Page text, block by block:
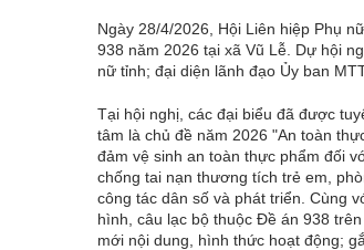
Ngày 28/4/2026, Hội Liên hiệp Phụ
938 năm 2026 tại xã Vũ Lễ. Dự hội
nữ tỉnh; đại diện lãnh đạo Ủy ban
Tại hội nghị, các đại biểu đã được
tâm là chủ đề năm 2026 "An toàn
đảm vệ sinh an toàn thực phẩm đối
chống tai nạn thương tích trẻ em,
công tác dân số và phát triển. Cùng
hình, câu lạc bộ thuộc Đề án 938
mới nội dung, hình thức hoạt động;